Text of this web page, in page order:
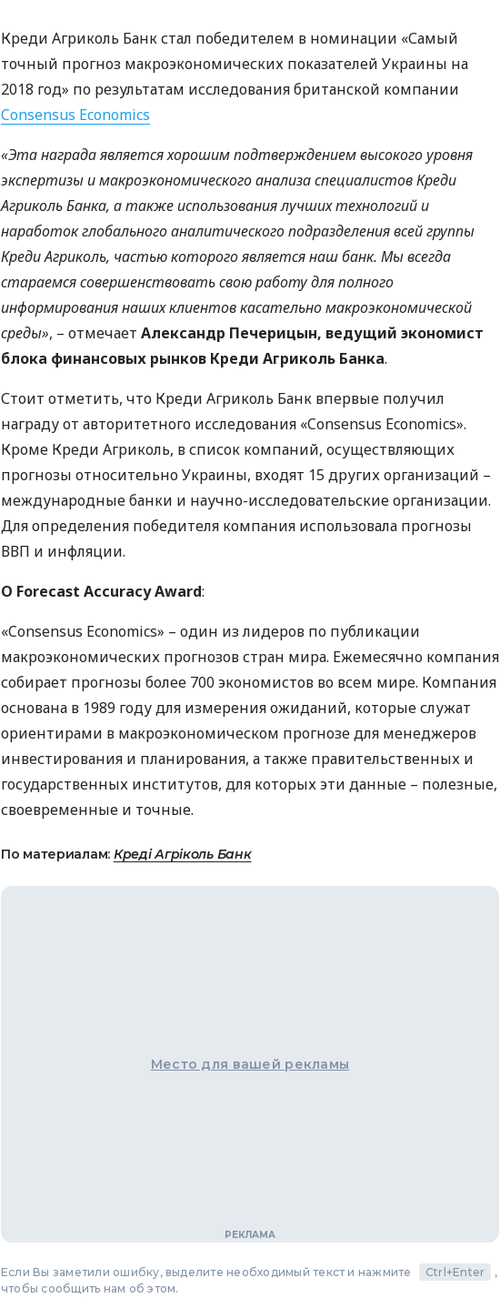
КЕШБЭКА
Креди Агриколь Банк стал победителем в номинации «Самый
точный прогноз макроэкономических показателей Украины на
2018 год» по результатам исследования британской компании
Consensus Economics
«Эта награда является хорошим подтверждением высокого уровня
экспертизы и макроэкономического анализа специалистов Креди
Агриколь Банка, а также использования лучших технологий и
наработок глобального аналитического подразделения всей группы
Креди Агриколь, частью которого является наш банк. Мы всегда
стараемся совершенствовать свою работу для полного
информирования наших клиентов касательно макроэкономической
среды», – отмечает Александр Печерицын, ведущий экономист
блока финансовых рынков Креди Агриколь Банка.
Стоит отметить, что Креди Агриколь Банк впервые получил
награду от авторитетного исследования «Consensus Economics».
Кроме Креди Агриколь, в список компаний, осуществляющих
прогнозы относительно Украины, входят 15 других организаций –
международные банки и научно-исследовательские организации.
Для определения победителя компания использовала прогнозы
ВВП и инфляции.
О Forecast Accuracy Award:
«Consensus Economics» – один из лидеров по публикации
макроэкономических прогнозов стран мира. Ежемесячно компания
собирает прогнозы более 700 экономистов во всем мире. Компания
основана в 1989 году для измерения ожиданий, которые служат
ориентирами в макроэкономическом прогнозе для менеджеров
инвестирования и планирования, а также правительственных и
государственных институтов, для которых эти данные – полезные,
своевременные и точные.
По материалам: Креді Агріколь Банк
Место для вашей рекламы
Если Вы заметили ошибку, выделите необходимый текст и нажмите Ctrl+Enter
,
чтобы сообщить нам об этом.